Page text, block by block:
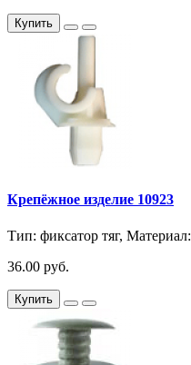
Купить
Крепёжное изделие 10923
Тип: фиксатор тяг,
36.00 руб.
Купить